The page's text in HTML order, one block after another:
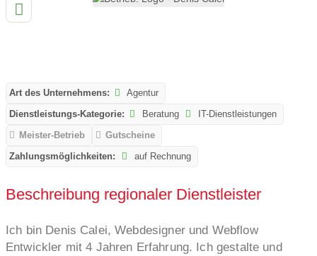
Art des Unternehmens:
Agentur
Dienstleistungs-Kategorie:
Beratung
IT-Dienstleistungen
Meister-Betrieb
Gutscheine
Zahlungsmöglichkeiten:
auf Rechnung
Beschreibung regionaler Dienstleister
Ich bin Denis Calei, Webdesigner und Webflow
Entwickler mit 4 Jahren Erfahrung. Ich gestalte und